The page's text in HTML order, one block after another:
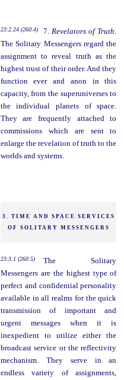
23:2.24 (260.4) 7. Revelators of Truth.
The Solitary Messengers regard the
assignment to reveal truth as the
highest trust of their order. And they
function ever and anon in this
capacity, from the superuniverses to
the individual planets of space.
They are frequently attached to
commissions which are sent to
enlarge the revelation of truth to the
worlds and systems.
3. TIME AND SPACE SERVICES
OF SOLITARY MESSENGERS
23:3.1 (260.5)
The Solitary
Messengers are the highest type of
perfect and confidential personality
available in all realms for the quick
transmission of important and
urgent messages when it is
inexpedient to utilize either the
broadcast service or the reflectivity
mechanism. They serve in an
endless variety of assignments,